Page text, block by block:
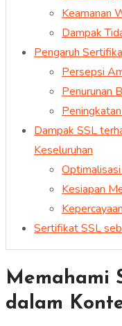
Keamanan
Dampak
Pengaruh
Persepsi
Penurunan
Dampak SSL
Keseluruhan
Kesiapan
Sertifikat SSL
Memahami
dalam